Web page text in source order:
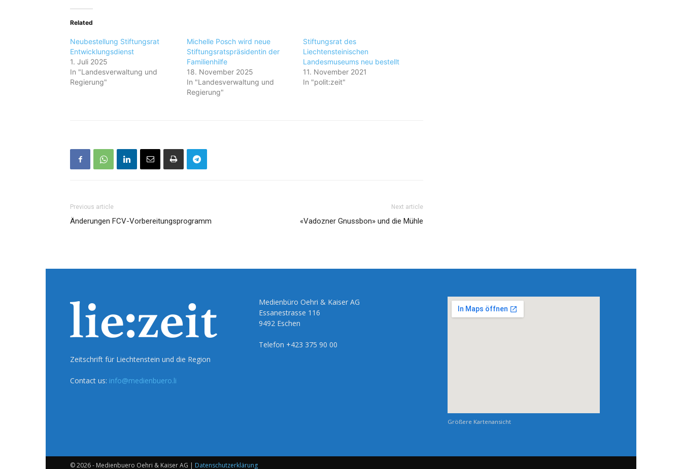
Related
Neubestellung Stiftungsrat
Entwicklungsdienst
1. Juli 2025
In "Landesverwaltung und
Regierung"
Michelle Posch wird neue
Stiftungsratspräsidentin der
Familienhilfe
18. November 2025
In "Landesverwaltung und
Regierung"
Stiftungsrat des
Liechtensteinischen
Landesmuseums neu bestellt
11. November 2021
In "polit:zeit"
Previous article
Änderungen FCV-Vorbereitungsprogramm
Next article
«Vadozner Gnussbon» und die Mühle
Zeitschrift für Liechtenstein und die Region
Contact us: info@medienbuero.li
Medienbüro Oehri & Kaiser AG
Essanestrasse 116
9492 Eschen
Telefon +423 375 90 00
Größere Kartenansicht
© 2026 - Medienbuero Oehri & Kaiser AG | Datenschutzerklärung